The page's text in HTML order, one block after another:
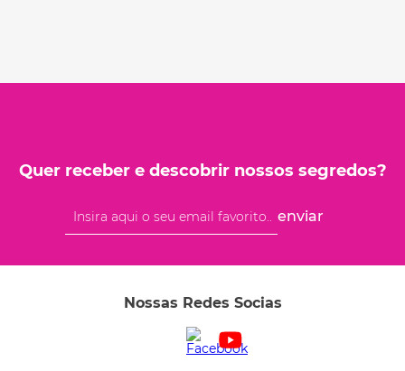
Quer receber e descobrir nossos segredos?
enviar
Nossas Redes Socias